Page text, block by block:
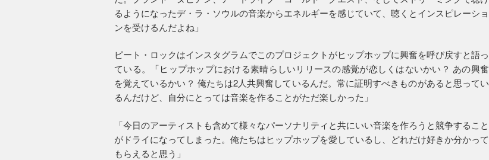
るようになったデ・ラ・ソウルの音楽からエネルギーを感じていて、聴くとインスピレーショ
ンを受けるんだよね」
ピート・ロックはインスタグラムでこのプロジェクトがヒップホップに興奮を呼び戻すと語っ
ている。「ヒップホップにおける素晴らしいリリースの感覚が恋しくはないかい？ あの興奮
を覚えているかい？ 俺たちは2人共興奮しているんだ。常に証明すべきものがあると思ってい
るんだけど、自分にとっては音楽を作ることがただ楽しかった」
「今日のアーティストも含めて様々なパーソナリティと共にいい音楽を作ろうと競争すること
がドライになってしまった。俺たちはヒップホップを愛しているし、どれだけ好きか分かって
もらえると思う」